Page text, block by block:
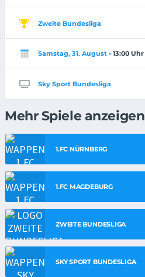
Zweite Bundesliga
Samstag, 31. August - 13:00 Uhr
Sky Sport Bundesliga
Mehr Spiele anzeigen
1.FC NÜRNBERG
1.FC MAGDEBURG
ZWEITE BUNDESLIGA
SKY SPORT BUNDESLIGA